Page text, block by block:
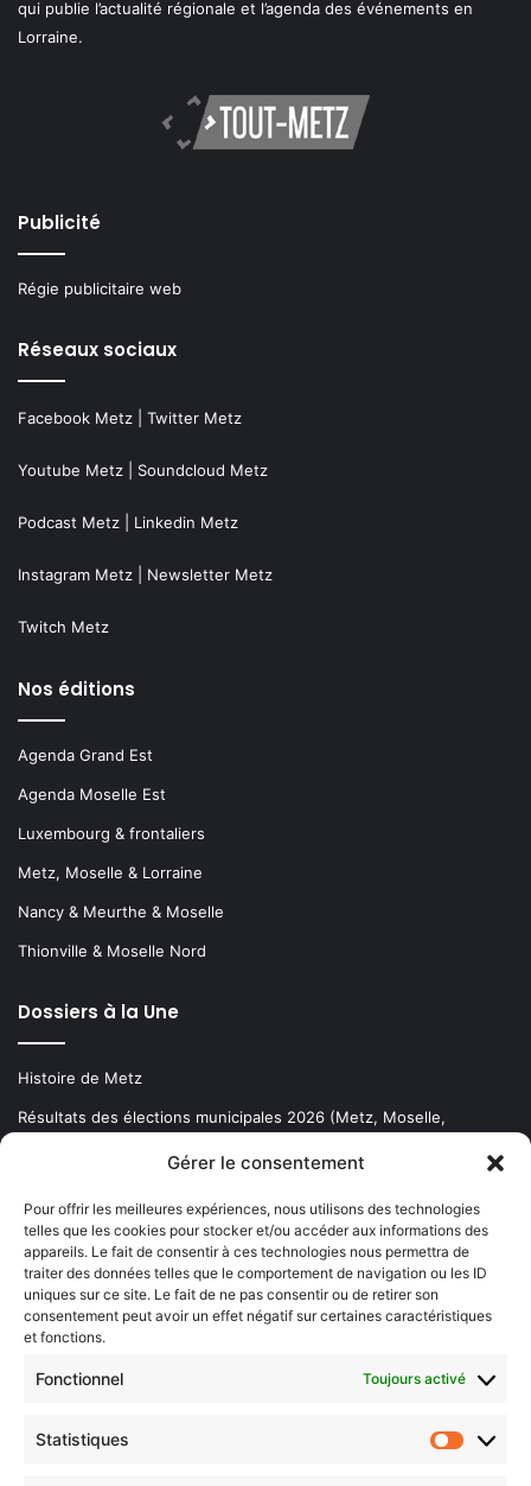
Gérer le consentement
Pour offrir les meilleures expériences, nous utilisons des technologies
telles que les cookies pour stocker et/ou accéder aux informations des
appareils. Le fait de consentir à ces technologies nous permettra de
traiter des données telles que le comportement de navigation ou les ID
uniques sur ce site. Le fait de ne pas consentir ou de retirer son
consentement peut avoir un effet négatif sur certaines caractéristiques
et fonctions.
Fonctionnel Toujours activé
Statistiques
qui publie l’actualité régionale et l’agenda des événements en
Lorraine.
Publicité
Régie publicitaire web
Réseaux sociaux
Facebook Metz Twitter Metz
Youtube Metz Soundcloud Metz
Podcast Metz Linkedin Metz
Instagram Metz Newsletter Metz
Twitch Metz
Nos éditions
Agenda Grand Est
Agenda Moselle Est
Luxembourg & frontaliers
Metz, Moselle & Lorraine
Nancy & Meurthe & Moselle
Thionville & Moselle Nord
Dossiers à la Une
Histoire de Metz
Résultats des élections municipales 2026 (Metz, Moselle,
Newsletter gratuite
Choisissez : matin, soir ou hebdo ?